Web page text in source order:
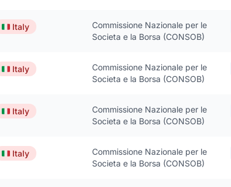
🇮🇹 Italy
Commissione Nazionale per le
Societa e la Borsa (CONSOB)
🇮🇹 Italy
Commissione Nazionale per le
Societa e la Borsa (CONSOB)
🇮🇹 Italy
Commissione Nazionale per le
Societa e la Borsa (CONSOB)
🇮🇹 Italy
Commissione Nazionale per le
Societa e la Borsa (CONSOB)